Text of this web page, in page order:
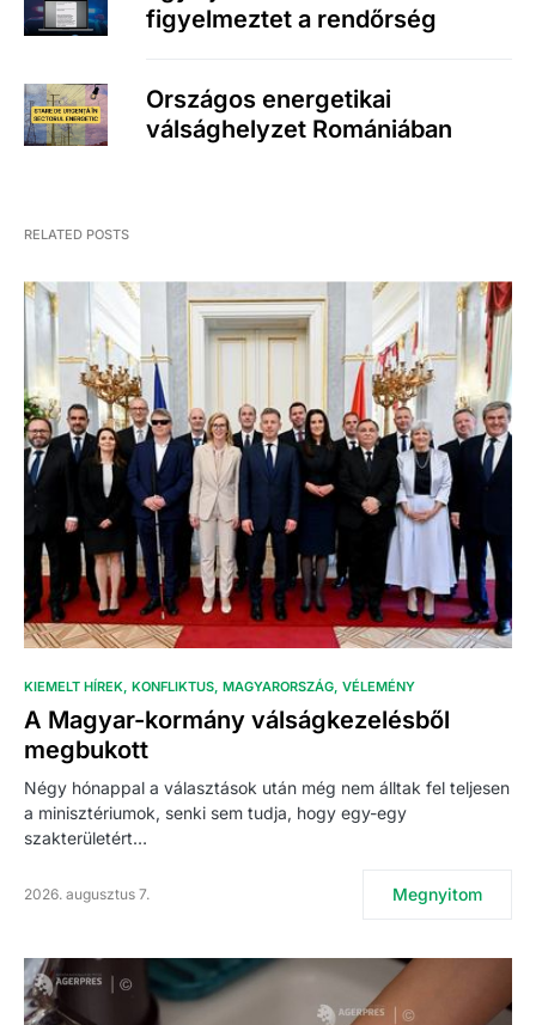
figyelmeztet a rendőrség
Országos energetikai
válsághelyzet Romániában
RELATED POSTS
KIEMELT HÍREK KONFLIKTUS MAGYARORSZÁG VÉLEMÉNY
A Magyar-kormány válságkezelésből
megbukott
Négy hónappal a választások után még nem álltak fel teljesen
a minisztériumok, senki sem tudja, hogy egy-egy
szakterületért…
2026. augusztus 7. Megnyitom